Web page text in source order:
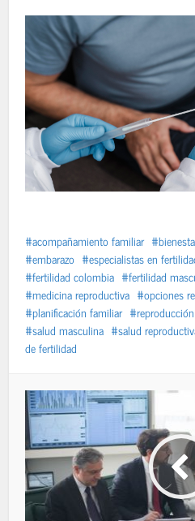
acompañamiento familiar
embarazo
especialistas en
fertilidad colombia
fertilidad
medicina reproductiva
opciones
planificación familiar
salud masculina
salud
de fertilidad